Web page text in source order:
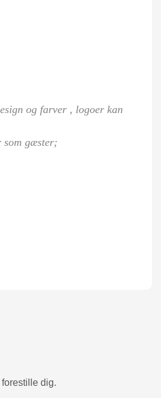
og farver , logoer kan
som gæster;
dig.